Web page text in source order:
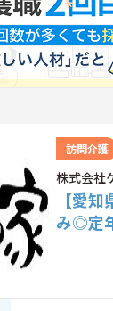
訪問介護
株式会社
【愛
み◎定